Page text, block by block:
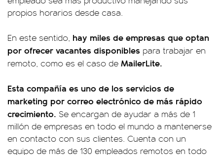
propios horarios desde casa.
En este sentido, hay miles de empresas que optan
por ofrecer vacantes disponibles para trabajar en
remoto, como es el caso de MailerLite.
Esta compañía es uno de los servicios de
marketing por correo electrónico de más rápido
crecimiento. Se encargan de ayudar a más de 1
millón de empresas en todo el mundo a mantenerse
en contacto con sus clientes. Cuenta con un
equipo de más de 130 empleados remotos en todo